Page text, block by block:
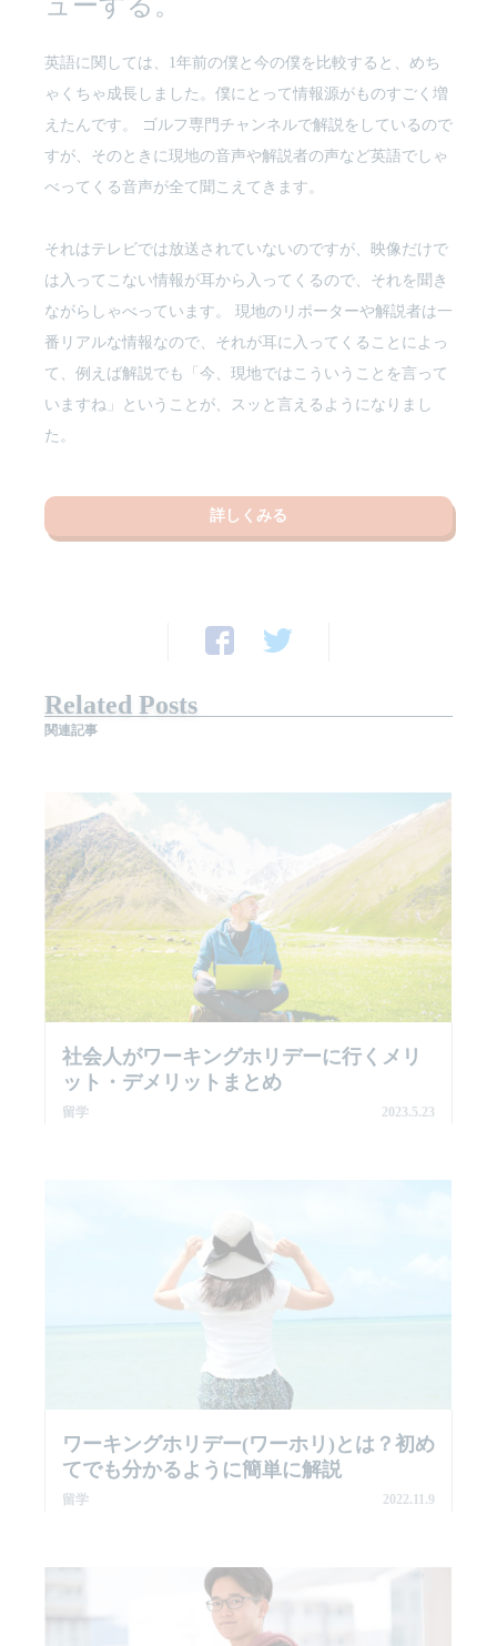
英語に関しては、1年前の僕と今の僕を比較すると、めち
ゃくちゃ成長しました。僕にとって情報源がものすごく増
えたんです。 ゴルフ専門チャンネルで解説をしているので
すが、そのときに現地の音声や解説者の声など英語でしゃ
べってくる音声が全て聞こえてきます。
それはテレビでは放送されていないのですが、映像だけで
は入ってこない情報が耳から入ってくるので、それを聞き
ながらしゃべっています。 現地のリポーターや解説者は一
番リアルな情報なので、それが耳に入ってくることによっ
て、例えば解説でも「今、現地ではこういうことを言って
いますね」ということが、スッと言えるようになりまし
た。
詳しくみる
Related Posts
関連記事
社会人がワーキングホリデーに行くメリ
ット・デメリットまとめ
留学 2023.5.23
ワーキングホリデー(ワーホリ)とは？初め
てでも分かるように簡単に解説
留学 2022.11.9